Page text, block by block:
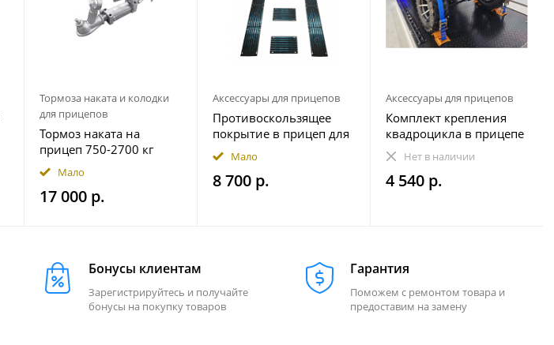
Тормоза наката и колодки
для прицепов
Тормоз наката на
прицеп 750-2700 кг
гидравлический
Мало
17 000 р.
Аксессуары для прицепов
Противоскользящее
покрытие в прицеп для
снегохода ПРЕМИУМ
комплект 20 элементов
Мало
8 700 р.
Аксессуары для прицепов
Комплект крепления
квадроцикла в прицепе
(на 1 колесо)
Нет в наличии
4 540 р.
Бонусы клиентам
Зарегистрируйтесь и получайте
бонусы на покупку товаров
Гарантия
Поможем с ремонтом товара и
предоставим на замену